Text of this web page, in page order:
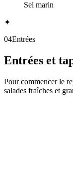
Sel marin
✦
04Entrées
Entrées et
Pour commencer le
salades fraîches et